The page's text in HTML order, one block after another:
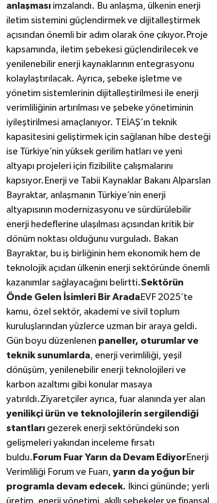
anlaşmasıimzalandı. Bu anlaşma, ülkenin enerji
iletim sistemini güçlendirmek ve dijitalleştirmek
açısından önemli bir adım olarak öne çıkıyor.Proje
kapsamında, iletim şebekesi güçlendirilecek ve
yenilenebilir enerji kaynaklarının entegrasyonu
kolaylaştırılacak. Ayrıca, şebeke işletme ve
yönetim sistemlerinin dijitalleştirilmesi ile enerji
verimliliğinin artırılması ve şebeke yönetiminin
iyileştirilmesi amaçlanıyor. TEİAŞ’ın teknik
kapasitesini geliştirmek için sağlanan hibe desteği
ise Türkiye’nin yüksek gerilim hatları ve yeni
altyapı projeleri için fizibilite çalışmalarını
kapsıyor.Enerji ve Tabii Kaynaklar Bakanı Alparslan
Bayraktar, anlaşmanın Türkiye’nin enerji
altyapısının modernizasyonu ve sürdürülebilir
enerji hedeflerine ulaşılması açısından kritik bir
dönüm noktası olduğunu vurguladı. Bakan
Bayraktar, bu iş birliğinin hem ekonomik hem de
teknolojik açıdan ülkenin enerji sektöründe önemli
kazanımlar sağlayacağını belirtti.Sektörün
Önde Gelen İsimleri Bir AradaEVF 2025’te
kamu, özel sektör, akademi ve sivil toplum
kuruluşlarından yüzlerce uzman bir araya geldi.
Gün boyu düzenlenen paneller, oturumlar ve
teknik sunumlarda, enerji verimliliği, yeşil
dönüşüm, yenilenebilir enerji teknolojileri ve
karbon azaltımı gibi konular masaya
yatırıldı.Ziyaretçiler ayrıca, fuar alanında yer alan
yenilikçi ürün ve teknolojilerin sergilendiği
stantlarıgezerek enerji sektöründeki son
gelişmeleri yakından inceleme fırsatı
buldu. Forum Fuar Yarın da Devam EdiyorEnerji
Verimliliği Forum ve Fuarı, yarın da yoğun bir
programla devam edecek. İkinci gününde; yerli
üretim, enerji yönetimi, akıllı şebekeler ve finansal